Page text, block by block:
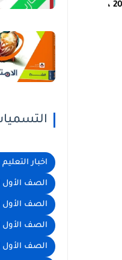
،
اخبار التعليم
الصف الأول
الصف الأول
الصف الأول
الصف الأول